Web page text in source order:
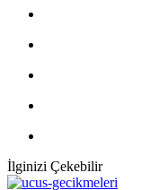
İlginizi Çekebilir